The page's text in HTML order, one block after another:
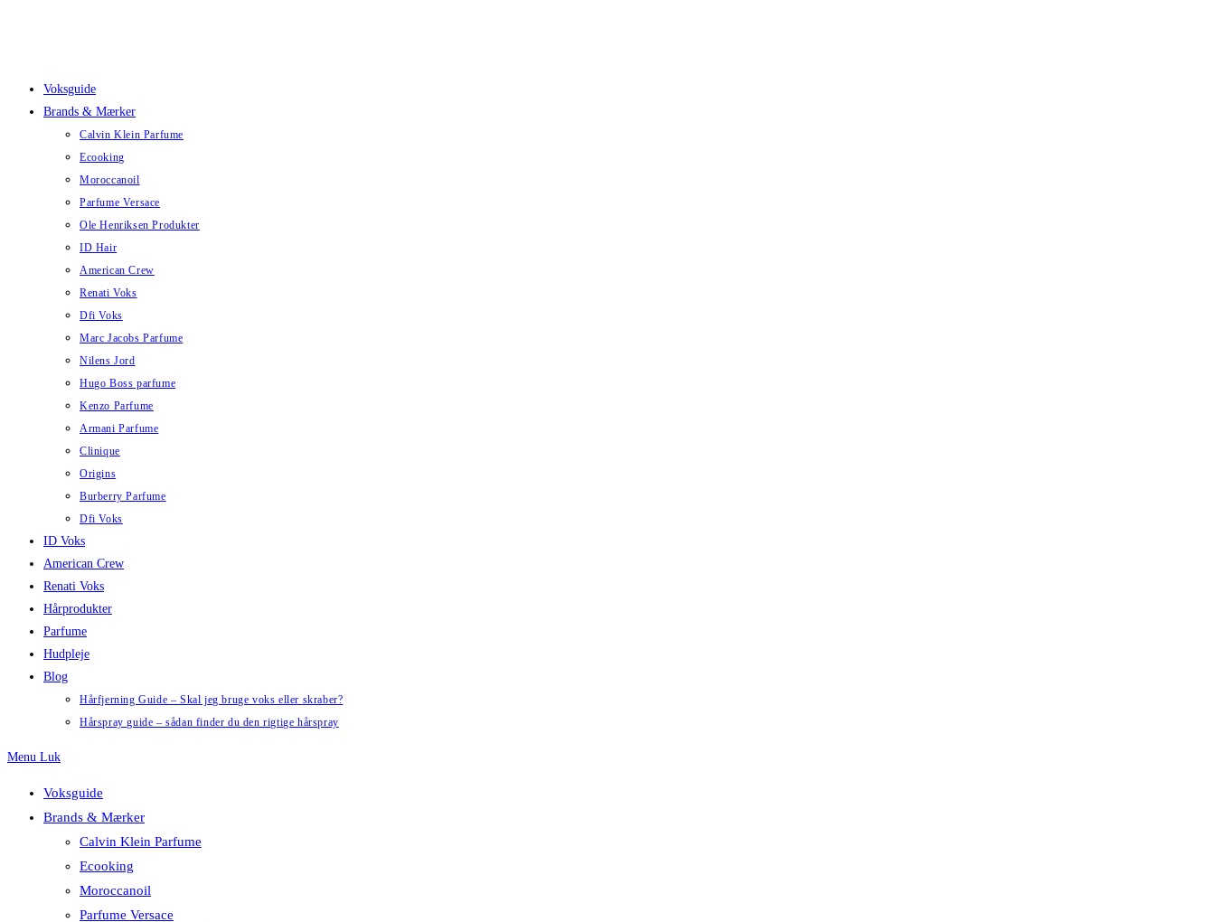
Voksguide
Brands & Mærker
Calvin Klein Parfume
Ecooking
Moroccanoil
Parfume Versace
Ole Henriksen Produkter
ID Hair
American Crew
Renati Voks
Dfi Voks
Marc Jacobs Parfume
Nilens Jord
Hugo Boss parfume
Kenzo Parfume
Armani Parfume
Clinique
Origins
Burberry Parfume
Dfi Voks
ID Voks
American Crew
Renati Voks
Hårprodukter
Parfume
Hudpleje
Blog
Hårfjerning Guide – Skal jeg bruge voks eller skraber?
Hårspray guide – sådan finder du den rigtige hårspray
Menu Luk
Voksguide
Brands & Mærker
Calvin Klein Parfume
Ecooking
Moroccanoil
Parfume Versace